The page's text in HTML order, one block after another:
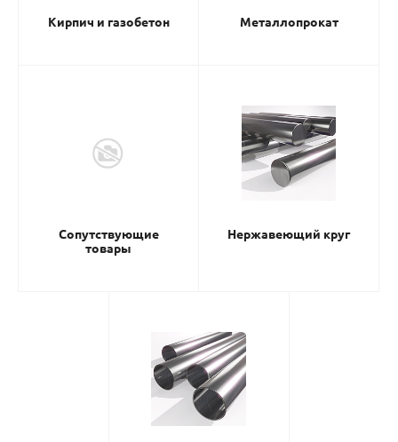
Кирпич и газобетон Металлопрокат
Сопутствующие
товары
Нержавеющий круг